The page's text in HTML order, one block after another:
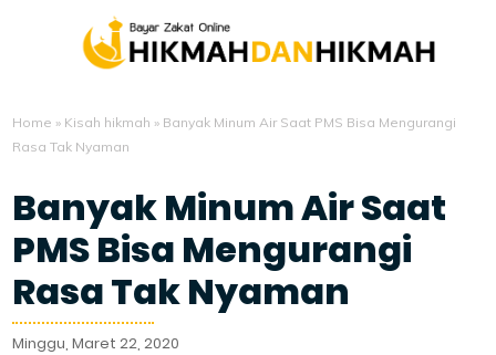
Home » Kisah hikmah » Banyak Minum Air Saat PMS Bisa Mengurangi
Rasa Tak Nyaman
Banyak Minum Air Saat
PMS Bisa Mengurangi
Rasa Tak Nyaman
Minggu, Maret 22, 2020